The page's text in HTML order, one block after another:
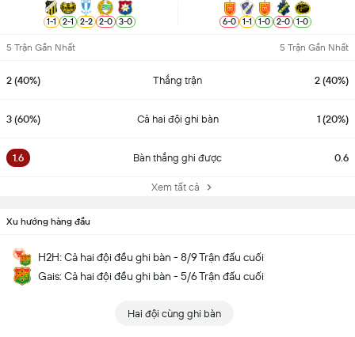
1-1 2-1 2-2 2-0 3-0 6-0 1-1 1-0 2-0 1-0
5 Trận Gần Nhất 5 Trận Gần Nhất
2 (40%) Thắng trận 2 (40%)
3 (60%) Cả hai đội ghi bàn 1 (20%)
1.6 Bàn thắng ghi được 0.6
Xem tất cả
Xu hướng hàng đầu
H2H: Cả hai đội đều ghi bàn - 8/9 Trận đấu cuối
Gais: Cả hai đội đều ghi bàn - 5/6 Trận đấu cuối
Hai đội cùng ghi bàn